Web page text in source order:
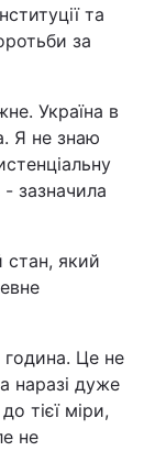
та
за
Україна в
Я не знаю
зазначила
який
година. Це не
наразі дуже
тієї міри,
не